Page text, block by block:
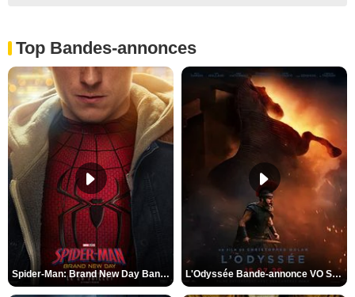
Top Bandes-annonces
Spider-Man: Brand New Day Bande-annonce VO STFR L'Odyssée Bande-annonce VO STFR